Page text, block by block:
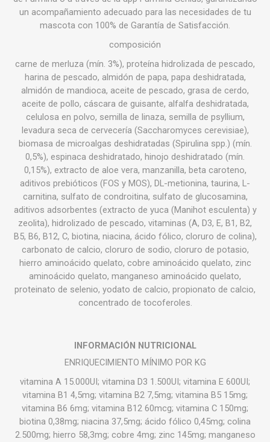
un acompañamiento adecuado para las necesidades de tu
mascota con 100% de Garantía de Satisfacción.
composición
carne de merluza (mín. 3%), proteína hidrolizada de pescado,
harina de pescado, almidón de papa, papa deshidratada,
almidón de mandioca, aceite de pescado, grasa de cerdo,
aceite de pollo, cáscara de guisante, alfalfa deshidratada,
celulosa en polvo, semilla de linaza, semilla de psyllium,
levadura seca de cervecería (Saccharomyces cerevisiae),
biomasa de microalgas deshidratadas (Spirulina spp.) (mín.
0,5%), espinaca deshidratado, hinojo deshidratado (mín.
0,15%), extracto de aloe vera, manzanilla, beta caroteno,
aditivos prebióticos (FOS y MOS), DL-metionina, taurina, L-
carnitina, sulfato de condroitina, sulfato de glucosamina,
aditivos adsorbentes (extracto de yuca (Manihot esculenta) y
zeolita), hidrolizado de pescado, vitaminas (A, D3, E, B1, B2,
B5, B6, B12, C, biotina, niacina, ácido fólico, cloruro de colina),
carbonato de calcio, cloruro de sodio, cloruro de potasio,
hierro aminoácido quelato, cobre aminoácido quelato, zinc
aminoácido quelato, manganeso aminoácido quelato,
proteinato de selenio, yodato de calcio, propionato de calcio,
concentrado de tocoferoles.
INFORMACIÓN NUTRICIONAL
ENRIQUECIMIENTO MÍNIMO POR KG
vitamina A 15.000UI; vitamina D3 1.500UI; vitamina E 600UI;
vitamina B1 4,5mg; vitamina B2 7,5mg; vitamina B5 15mg;
vitamina B6 6mg; vitamina B12 60mcg; vitamina C 150mg;
biotina 0,38mg; niacina 37,5mg; ácido fólico 0,45mg; colina
2.500mg; hierro 58,3mg; cobre 4mg; zinc 145mg; manganeso